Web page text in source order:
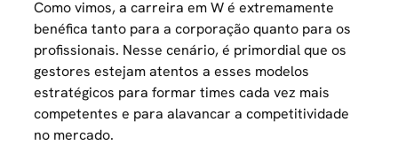
Como vimos, a carreira em W é extremamente
benéfica tanto para a corporação quanto para os
profissionais. Nesse cenário, é primordial que os
gestores estejam atentos a esses modelos
estratégicos para formar times cada vez mais
competentes e para alavancar a competitividade
no mercado.